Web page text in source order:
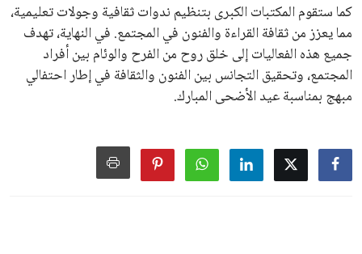
كما ستقوم المكتبات الكبرى بتنظيم ندوات ثقافية وجولات تعليمية،
مما يعزز من ثقافة القراءة والفنون في المجتمع. في النهاية، تهدف
جميع هذه الفعاليات إلى خلق روح من الفرح والوئام بين أفراد
المجتمع، وتحقيق التجانس بين الفنون والثقافة في إطار احتفالي
مبهج بمناسبة عيد الأضحى المبارك.